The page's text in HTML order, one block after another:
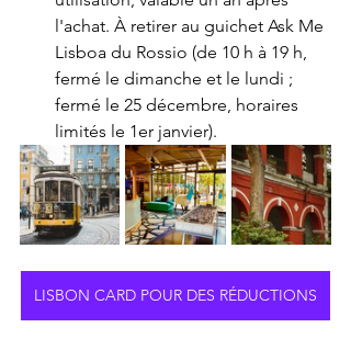
l'achat. À retirer au guichet Ask Me
Lisboa du Rossio (de 10 h à 19 h,
fermé le dimanche et le lundi ;
fermé le 25 décembre, horaires
limités le 1er janvier).
LISBON CARD POUR DES RÉDUCTIONS